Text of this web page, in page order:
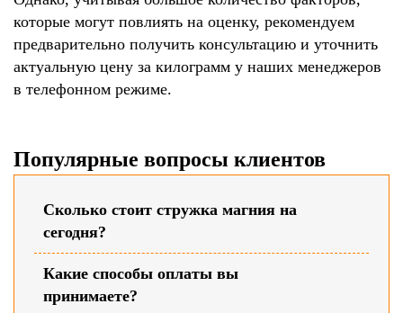
которые могут повлиять на оценку, рекомендуем
предварительно получить консультацию и уточнить
актуальную цену за килограмм у наших менеджеров
в телефонном режиме.
Популярные вопросы клиентов
Сколько стоит стружка магния на
сегодня?
Какие способы оплаты вы
принимаете?